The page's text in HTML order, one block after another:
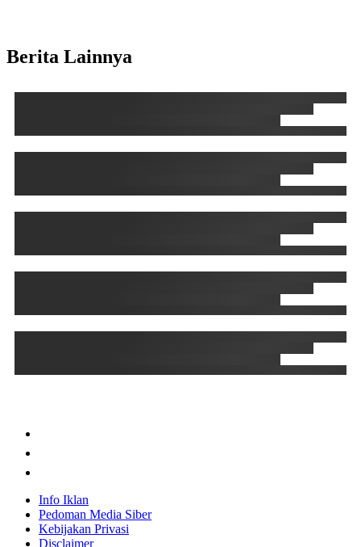
Berita Lainnya
Info Iklan
Pedoman Media Siber
Kebijakan Privasi
Disclaimer